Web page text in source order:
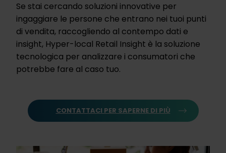
Se stai cercando soluzioni innovative per
ingaggiare le persone che entrano nei tuoi punti
di vendita, raccogliendo al contempo dati e
insight, Hyper-local Retail Insight è la soluzione
tecnologica per analizzare i consumatori che
potrebbe fare al caso tuo.
CONTATTACI PER SAPERNE DI PIÙ